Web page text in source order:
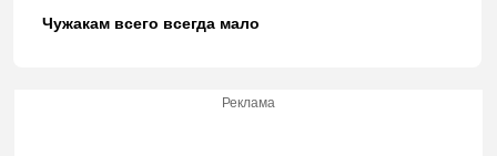
Чужакам всего всегда мало
Реклама